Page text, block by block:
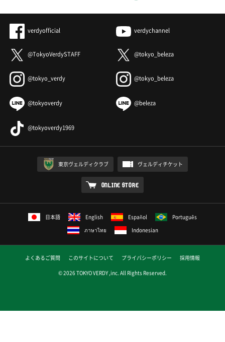
verdyofficial verdychannel
@TokyoVerdySTAFF @tokyo_beleza
@tokyo_verdy @tokyo_beleza
@tokyoverdy @beleza
@tokyoverdy1969
東京ヴェルディクラブ ヴェルディチケット
ONLINE STORE
日本語 English Español
Português
ภาษาไทย
Indonesian
よくあるご質問 このサイトについて プライバシーポリシー
採用情報
© 2026 TOKYO VERDY ,inc. All Rights Reserved.